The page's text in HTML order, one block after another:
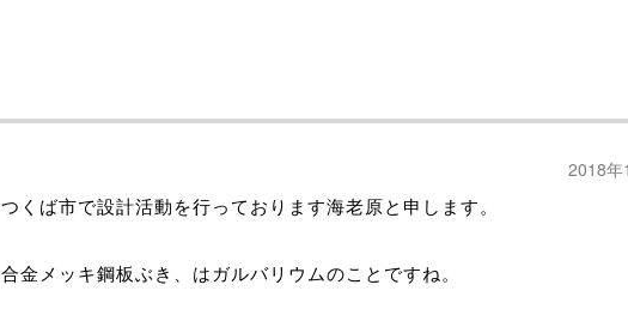
2018年
つくば市で設計活動を行っております海老原と申します。
合金メッキ鋼板ぶき、はガルバリウムのことですね。